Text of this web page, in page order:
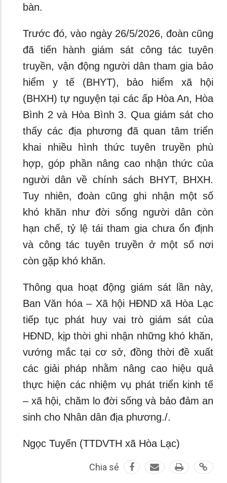
bàn.
Trước đó, vào ngày 26/5/2026, đoàn cũng
đã tiến hành giám sát công tác tuyên
truyền, vận động người dân tham gia bảo
hiểm y tế (BHYT), bảo hiểm xã hội
(BHXH) tự nguyện tại các ấp Hòa An, Hòa
Bình 2 và Hòa Bình 3. Qua giám sát cho
thấy các địa phương đã quan tâm triển
khai nhiều hình thức tuyên truyền phù
hợp, góp phần nâng cao nhận thức của
người dân về chính sách BHYT, BHXH.
Tuy nhiên, đoàn cũng ghi nhận một số
khó khăn như đời sống người dân còn
hạn chế, tỷ lệ tái tham gia chưa ổn định
và công tác tuyên truyền ở một số nơi
còn gặp khó khăn.
Thông qua hoạt động giám sát lần này,
Ban Văn hóa – Xã hội HĐND xã Hòa Lạc
tiếp tục phát huy vai trò giám sát của
HĐND, kịp thời ghi nhận những khó khăn,
vướng mắc tại cơ sở, đồng thời đề xuất
các giải pháp nhằm nâng cao hiệu quả
thực hiện các nhiệm vụ phát triển kinh tế
– xã hội, chăm lo đời sống và bảo đảm an
sinh cho Nhân dân địa phương./.
Ngọc Tuyến (TTDVTH xã Hòa Lạc)
Chia sẻ